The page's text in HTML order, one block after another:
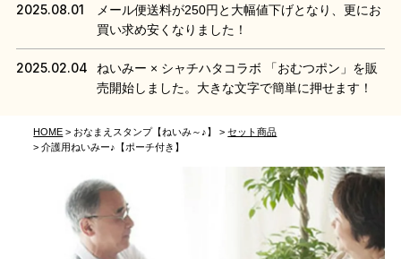
2025.08.01
メール便送料が250円と大幅値下げとなり、更にお
買い求め安くなりました！
2025.02.04
ねいみー × シャチハタコラボ 「おむつポン」を販
売開始しました。大きな文字で簡単に押せます！
HOME おなまえスタンプ【ねいみ～♪】
セット商品
介護用ねいみー♪【ポーチ付き】